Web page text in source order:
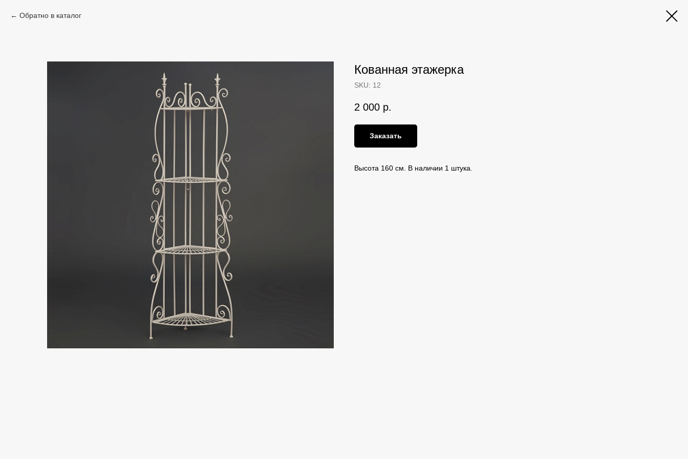
Обратно в каталог
Кованная этажерка
SKU: 12
2 000 р.
Заказать
Высота 160 см. В наличии 1 штука.